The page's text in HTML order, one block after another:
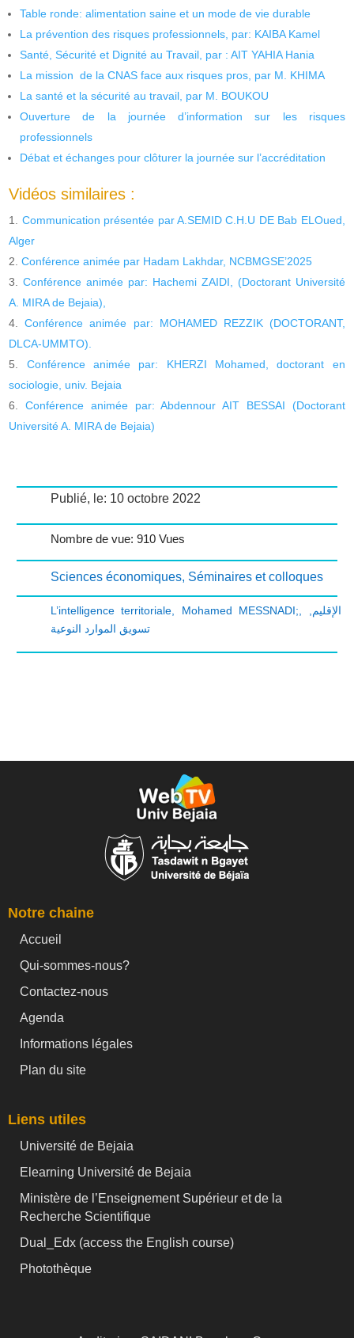
Table ronde: alimentation saine et un mode de vie durable
La prévention des risques professionnels, par: KAIBA Kamel
Santé, Sécurité et Dignité au Travail, par : AIT YAHIA Hania
La mission de la CNAS face aux risques pros, par M. KHIMA
La santé et la sécurité au travail, par M. BOUKOU
Ouverture de la journée d’information sur les risques
professionnels
Débat et échanges pour clôturer la journée sur l’accréditation
Vidéos similaires :
Communication présentée par A.SEMID C.H.U DE Bab ELOued,
Alger
Conférence animée par Hadam Lakhdar, NCBMGSE’2025
Conférence animée par: Hachemi ZAIDI, (Doctorant Université
A. MIRA de Bejaia),
Conférence animée par: MOHAMED REZZIK (DOCTORANT,
DLCA-UMMTO).
Conférence animée par: KHERZI Mohamed, doctorant en
sociologie, univ. Bejaia
Conférence animée par: Abdennour AIT BESSAI (Doctorant
Université A. MIRA de Bejaia)
Publié, le: 10 octobre 2022
Nombre de vue: 910 Vues
Sciences économiques, Séminaires et colloques
L’intelligence territoriale Mohamed MESSNADI; الإقليم
تسويق الموارد النوعية
Notre chaine
Accueil
Qui-sommes-nous?
Contactez-nous
Agenda
Informations légales
Plan du site
Liens utiles
Université de Bejaia
Elearning Université de Bejaia
Ministère de l’Enseignement Supérieur et de la
Recherche Scientifique
Dual_Edx (access the English course)
Photothèque